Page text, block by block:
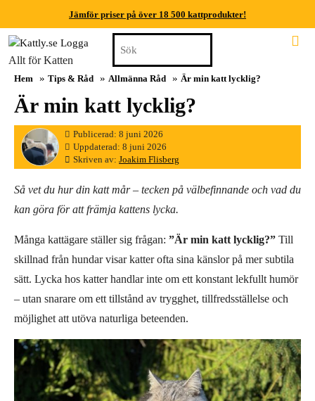
Jämför priser på över 18 500 kattprodukter!
Jämför priser på över 18 500 kattprodukter!
Jämför priser på över 18 500 kattprodukter!
Jämför priser på över 18 500 kattprodukter!
Jämför priser på över 18 500 kattprodukter!
Jämför priser på över 18 500 kattprodukter!
Skip
content
Allt för Katten
for:
Hem » Tips & Råd » Allmänna Råd » Är min katt lycklig?
Är min katt lycklig?
Publicerad: 8 juni 2026
juni
2026
Uppdaterad: 8 juni 2026
juni
2026
Skriven av: Joakim Flisberg
Flisberg
Så vet du hur din katt mår – tecken på välbefinnande och vad du
kan göra för att främja kattens lycka.
Många kattägare ställer sig frågan: ”Är min katt lycklig?” Till
skillnad från hundar visar katter ofta sina känslor på mer subtila
sätt. Lycka hos katter handlar inte om ett konstant lekfullt humör
– utan snarare om ett tillstånd av trygghet, tillfredsställelse och
möjlighet att utöva naturliga beteenden.